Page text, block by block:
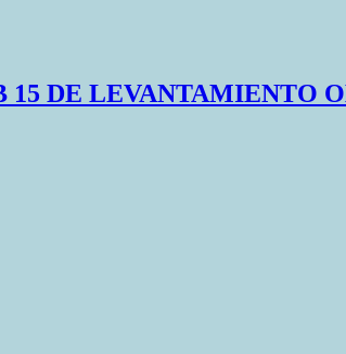
15 DE LEVANTAMIENTO